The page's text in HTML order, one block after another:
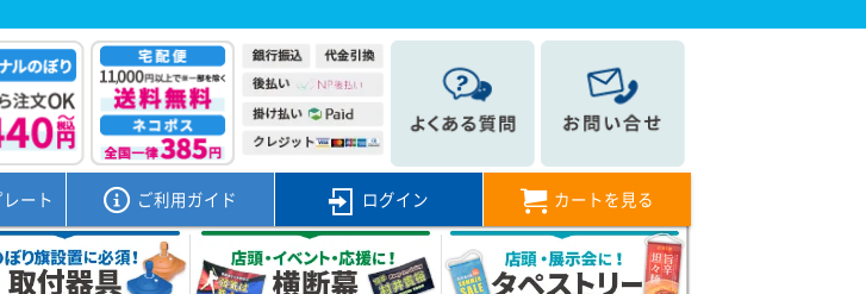
ート ご利用ガイド ログイン カートを見る